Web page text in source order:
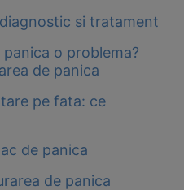
si tratament
o problema?
de panica
pe fata: ce
de panica
de panica